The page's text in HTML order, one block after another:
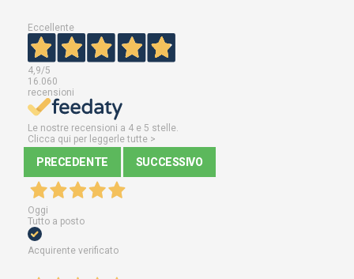
Eccellente
4,9/5
16.060
recensioni
Le nostre recensioni a 4 e 5 stelle.
Clicca qui per leggerle tutte >
PRECEDENTE SUCCESSIVO
Oggi
Tutto a posto
Acquirente verificato